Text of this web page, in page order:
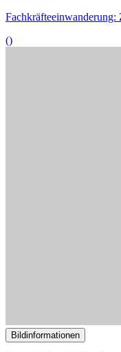
Fachkräfteeinwanderung:
()
Bildinformationen